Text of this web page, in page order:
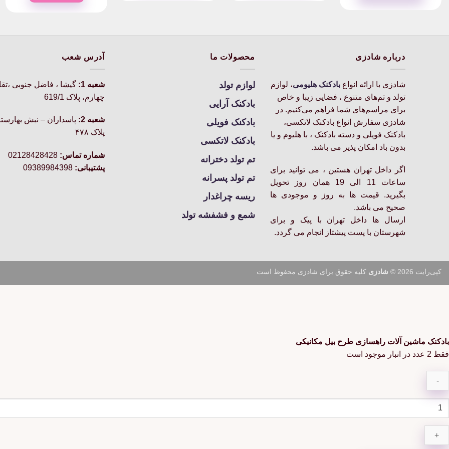
گزینه
ها
است
محصول
انتخاب
درباره شادزی
شادزی با ارائه انواع بادکنک‌ هلیومی، لوازم
تولد و تم‌های متنوع ، فضایی زیبا و خاص
برای مراسم‌های شما فراهم می‌کنیم. در
شادزی سفارش انواع بادکنک لاتکسی،
بادکنک فویلی و دسته بادکنک ، با هلیوم و یا
بدون باد امکان پذیر می باشد.
اگر داخل تهران هستین ، می توانید برای
ساعات 11 الی 19 همان روز تحویل
بگیرید. قیمت ها به روز و موجودی ها
صحیح می باشد.
ارسال ها داخل تهران با پیک و برای
شهرستان با پست پیشتاز انجام می گردد.
محصولات ما
لوازم تولد
بادکنک آرایی
بادکنک فویلی
بادکنک لاتکسی
تم تولد دخترانه
تم تولد پسرانه
ریسه چراغدار
شمع و فشفشه تولد
آدرس شعب
شعبه 1:
گيشا ، فاضل جنوبی
چهارم، پلاک 619/1
شعبه 2:
پاسداران – نبش
پلاک ۴۷۸
شماره تماس:
پشتیبانی:
کپی‌رایت 2026 © شادزی کلیه حقوق برای شادزی محفوظ است
بادکنک ماشین آلات راهسازی طرح بیل مکانیکی
فقط 2 عدد در انبار موجود است
بادکنک
آلات
راهسازی